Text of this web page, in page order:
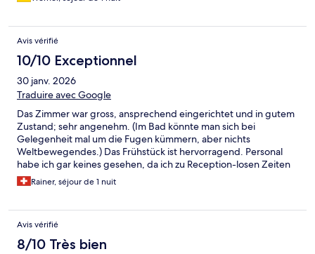
Avis vérifié
10/10 Exceptionnel
30 janv. 2026
Traduire avec Google
Das Zimmer war gross, ansprechend eingerichtet und in gutem
Zustand; sehr angenehm. (Im Bad könnte man sich bei
Gelegenheit mal um die Fugen kümmern, aber nichts
Weltbewegendes.) Das Frühstück ist hervorragend. Personal
habe ich gar keines gesehen, da ich zu Reception-losen Zeiten
an- und abgereist bin.
Rainer, séjour de 1 nuit
Avis vérifié
8/10 Très bien